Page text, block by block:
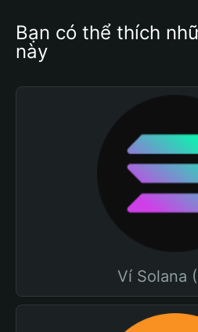
Bạn có thể thích
này
Ví Solana